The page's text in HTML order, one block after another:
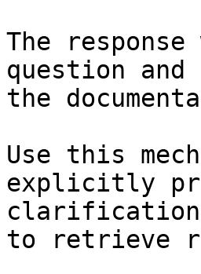
The
question
the
Use this
explicitly
clarification